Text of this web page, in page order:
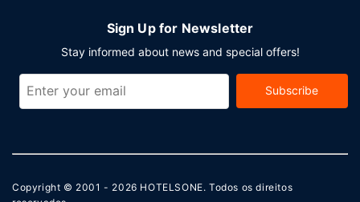
Sign Up for Newsletter
Stay informed about news and special offers!
Subscribe
Copyright © 2001 - 2026 HOTELSONE. Todos os direitos